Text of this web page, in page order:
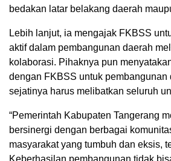
bedakan latar belakang daerah
Lebih lanjut, ia mengajak FKBSS
aktif dalam pembangunan daerah
kolaborasi. Pihaknya pun
dengan FKBSS untuk pembangunan
sejatinya harus melibatkan seluruh
“Pemerintah Kabupaten Tangerang
bersinergi dengan berbagai
masyarakat yang tumbuh dan eksis,
Keberhasilan pembangunan tidak